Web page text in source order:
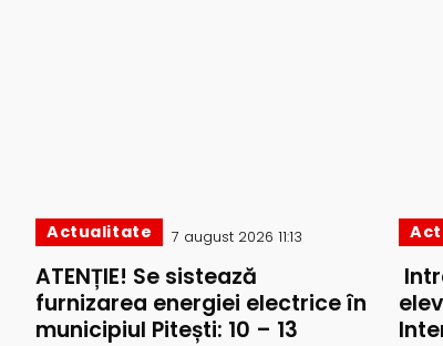
Actualitate 7 august 2026 11:13
ATENȚIE! Se sistează
furnizarea energiei electrice în
municipiul Pitești: 10 – 13